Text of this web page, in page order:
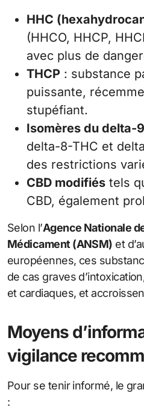
HHC
(HHCO, HHCP,
avec plus de
THCP : substance
puissante,
stupéfiant.
Isomères du delta-
delta-8-THC et
des restrictions
CBD modifiés tels
CBD, également
Selon l’Agence Nationale
Médicament (ANSM) et
européennes, ces
de cas graves
et cardiaques, et
Moyens
vigilance
Pour se tenir informé, le
: